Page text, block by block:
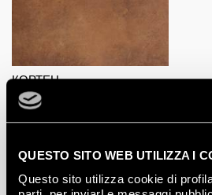
QUESTO SITO WEB UTILIZZA I
Questo sito utilizza cookie di
КОРТЕН
80x160